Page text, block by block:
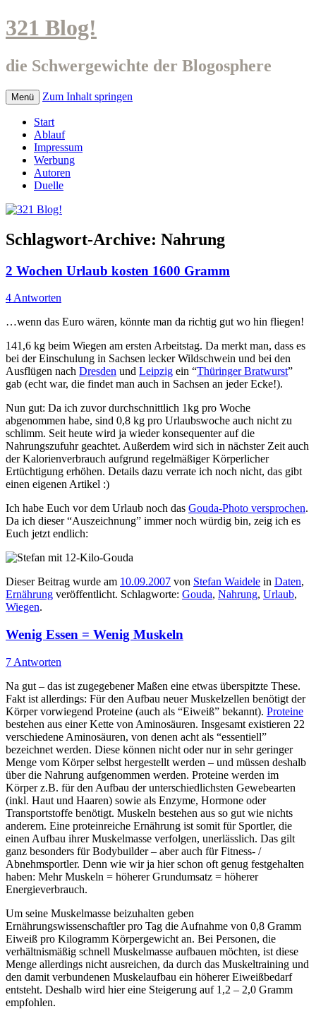
321 Blog!
die Schwergewichte der Blogosphere
Menü Zum Inhalt springen
Start
Ablauf
Impressum
Werbung
Autoren
Duelle
Schlagwort-Archive: Nahrung
2 Wochen Urlaub kosten 1600 Gramm
4 Antworten
…wenn das Euro wären, könnte man da richtig gut wo hin fliegen!
141,6 kg beim Wiegen am ersten Arbeitstag. Da merkt man, dass es
bei der Einschulung in Sachsen lecker Wildschwein und bei den
Ausflügen nach Dresden und Leipzig ein “Thüringer Bratwurst”
gab (echt war, die findet man auch in Sachsen an jeder Ecke!).
Nun gut: Da ich zuvor durchschnittlich 1kg pro Woche
abgenommen habe, sind 0,8 kg pro Urlaubswoche auch nicht zu
schlimm. Seit heute wird ja wieder konsequenter auf die
Nahrungszufuhr geachtet. Außerdem wird sich in nächster Zeit auch
der Kalorienverbrauch aufgrund regelmäßiger Körperlicher
Ertüchtigung erhöhen. Details dazu verrate ich noch nicht, das gibt
einen eigenen Artikel :)
Ich habe Euch vor dem Urlaub noch das Gouda-Photo versprochen.
Da ich dieser “Auszeichnung” immer noch würdig bin, zeig ich es
Euch jetzt endlich:
Dieser Beitrag wurde am 10.09.2007 von Stefan Waidele in Daten,
Ernährung veröffentlicht. Schlagworte: Gouda, Nahrung, Urlaub,
Wiegen.
Wenig Essen = Wenig Muskeln
7 Antworten
Na gut – das ist zugegebener Maßen eine etwas überspitzte These.
Fakt ist allerdings: Für den Aufbau neuer Muskelzellen benötigt der
Körper vorwiegend Proteine (auch als “Eiweiß” bekannt). Proteine
bestehen aus einer Kette von Aminosäuren. Insgesamt existieren 22
verschiedene Aminosäuren, von denen acht als “essentiell”
bezeichnet werden. Diese können nicht oder nur in sehr geringer
Menge vom Körper selbst hergestellt werden – und müssen deshalb
über die Nahrung aufgenommen werden. Proteine werden im
Körper z.B. für den Aufbau der unterschiedlichsten Gewebearten
(inkl. Haut und Haaren) sowie als Enzyme, Hormone oder
Transportstoffe benötigt. Muskeln bestehen aus so gut wie nichts
anderem. Eine proteinreiche Ernährung ist somit für Sportler, die
einen Aufbau ihrer Muskelmasse verfolgen, unerlässlich. Das gilt
ganz besonders für Bodybuilder – aber auch für Fitness- /
Abnehmsportler. Denn wie wir ja hier schon oft genug festgehalten
haben: Mehr Muskeln = höherer Grundumsatz = höherer
Energieverbrauch.
Um seine Muskelmasse beizuhalten geben
Ernährungswissenschaftler pro Tag die Aufnahme von 0,8 Gramm
Eiweiß pro Kilogramm Körpergewicht an. Bei Personen, die
verhältnismäßig schnell Muskelmasse aufbauen möchten, ist diese
Menge allerdings nicht ausreichen, da durch das Muskeltraining und
den damit verbundenen Muskelaufbau ein höherer Eiweißbedarf
entsteht. Deshalb wird hier eine Steigerung auf 1,2 – 2,0 Gramm
empfohlen.